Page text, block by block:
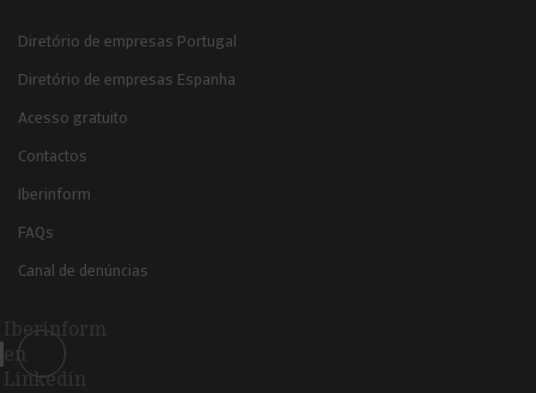
Diretório de empresas Portugal
Diretório de empresas Espanha
Acesso gratuito
Contactos
Iberinform
FAQs
Canal de denúncias
Iberinform
en
Linkedin